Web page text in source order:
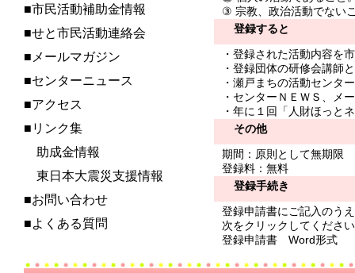
■市民活動補助金情報
■せと市民活動連絡会
■メールマガジン
■センターニュース
■アクセス
■リンク集
助成金情報
東日本大震災支援情報
■お問い合わせ
■よくある質問
③ 宗教、政治活動でない
登録すると
・登録された活動内容を
・登録団体の研修会講師
・瀬戸まちの活動センタ
・センターＮＥＷＳ、メ
・年に１回「人財ほっと
その他
期間：原則として無期限
登録料：無料
登録手続き
登録申請書にご記入のう
次をクリックしてくださ
登録申請書 Word形式